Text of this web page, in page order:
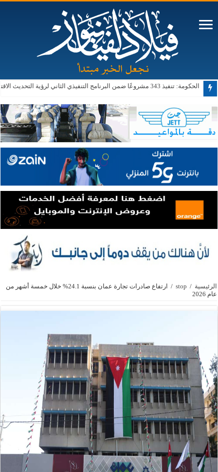
الحكومة: تنفيذ 343 مشروعًا ضمن البرنامج التنفيذي الثاني لرؤية التحديث الاقتصادي
الرئيسية /
stop
/
ارتفاع صادرات تجارة عمان بنسبة 24.1% خلال خمسة أشهر من
عام 2026